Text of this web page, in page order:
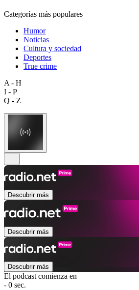
Categorías más populares
Humor
Noticias
Cultura y sociedad
Deportes
True crime
A - H
I - P
Q - Z
Descubrir más
Descubrir más
Descubrir más
El podcast comienza en
- 0 sec.